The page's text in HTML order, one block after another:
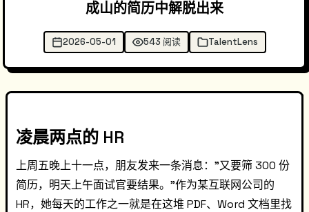
成山的简历中解脱出来
2026-05-01 543 阅读 TalentLens
凌晨两点的 HR
上周五晚上十一点，朋友发来一条消息："又要筛 300 份
简历，明天上午面试官要结果。"作为某互联网公司的
HR，她每天的工作之一就是在这堆 PDF、Word 文档里找